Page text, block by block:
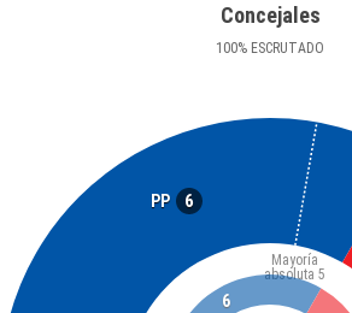
Concejales
100% ESCRUTADO
PP 6
Mayoría
absoluta 5
6